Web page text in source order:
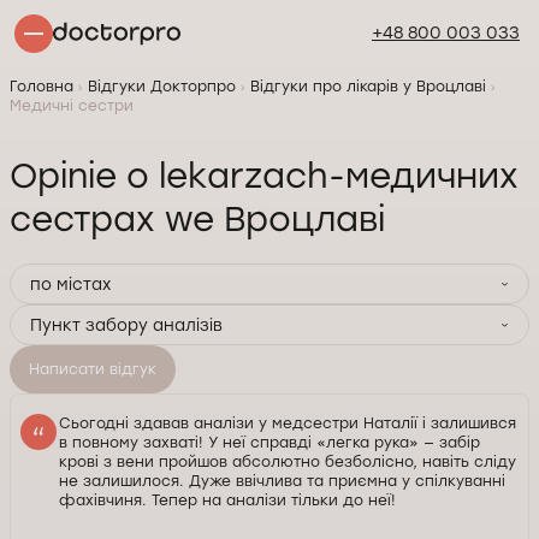
+48 800 003 033
Головна Відгуки Докторпро
Відгуки про лікарів у Вроцлаві
Медичні сестри
Opinie o lekarzach-медичних
сестрах we Вроцлаві
по містах
Пункт забору аналізів
Написати відгук
Сьогодні здавав аналізи у медсестри Наталії і залишився
в повному захваті! У неї справді «легка рука» — забір
крові з вени пройшов абсолютно безболісно, навіть сліду
не залишилося. Дуже ввічлива та приємна у спілкуванні
фахівчиня. Тепер на аналізи тільки до неї!